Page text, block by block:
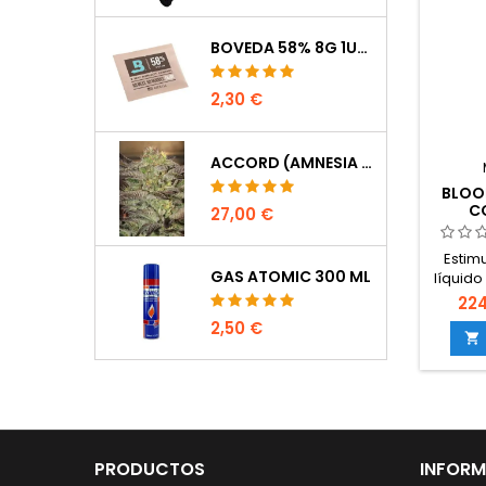
BOVEDA 58% 8G 1UDS
2,30 €
ACCORD (AMNESIA CORDOBESA)
27,00 €
GAS ATOMIC 300 ML
2,50 €
líquido
la
y

PRODUCTOS